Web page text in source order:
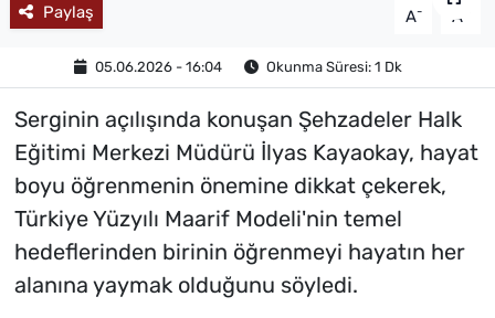
Paylaş A- A
05.06.2026 - 16:04 Okunma Süresi: 1 Dk
Serginin açılışında konuşan Şehzadeler Halk
Eğitimi Merkezi Müdürü İlyas Kayaokay, hayat
boyu öğrenmenin önemine dikkat çekerek,
Türkiye Yüzyılı Maarif Modeli'nin temel
hedeflerinden birinin öğrenmeyi hayatın her
alanına yaymak olduğunu söyledi.